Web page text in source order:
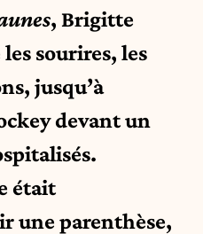
, Brigitte
sourires, les
jusqu’à
devant un
était
une parenthèse,